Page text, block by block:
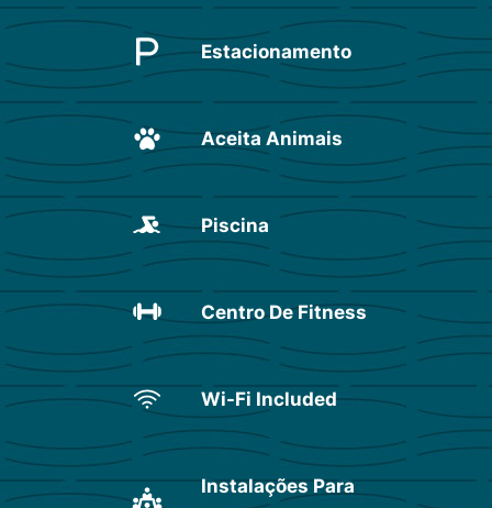
Estacionamento
Aceita Animais
Piscina
Centro De Fitness
Wi-Fi Included
Instalações Para